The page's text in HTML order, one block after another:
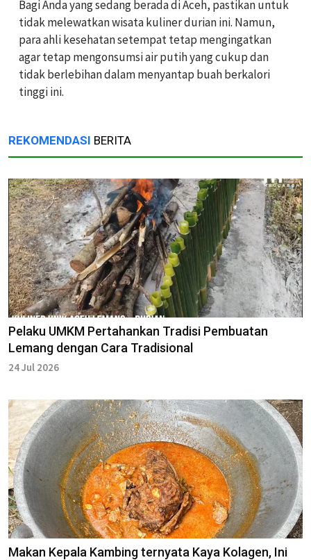
Bagi Anda yang sedang berada di Aceh, pastikan untuk
tidak melewatkan wisata kuliner durian ini. Namun,
para ahli kesehatan setempat tetap mengingatkan
agar tetap mengonsumsi air putih yang cukup dan
tidak berlebihan dalam menyantap buah berkalori
tinggi ini.
REKOMENDASI BERITA
Pelaku UMKM Pertahankan Tradisi Pembuatan
Lemang dengan Cara Tradisional
24 Jul 2026
Makan Kepala Kambing ternyata Kaya Kolagen, Ini